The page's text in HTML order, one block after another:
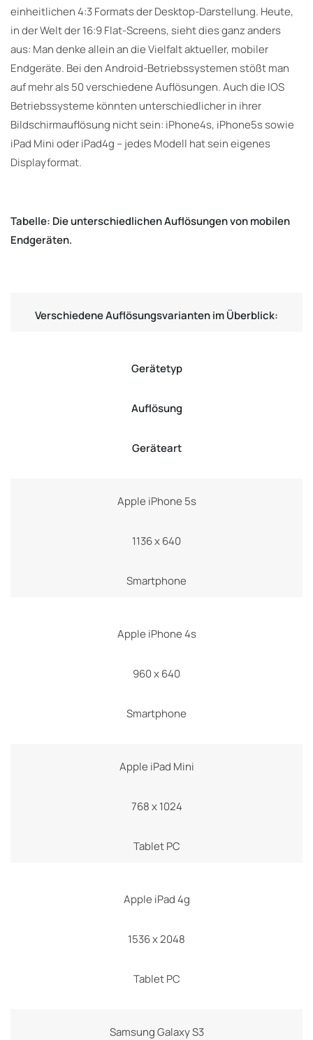
einheitlichen 4:3 Formats der Desktop-Darstellung. Heute,
in der Welt der 16:9 Flat-Screens, sieht dies ganz anders
aus: Man denke allein an die Vielfalt aktueller, mobiler
Endgeräte. Bei den Android-Betriebssystemen stößt man
auf mehr als 50 verschiedene Auflösungen. Auch die IOS
Betriebssysteme könnten unterschiedlicher in ihrer
Bildschirmauflösung nicht sein: iPhone4s, iPhone5s sowie
iPad Mini oder iPad4g – jedes Modell hat sein eigenes
Displayformat.
Tabelle: Die unterschiedlichen Auflösungen von mobilen
Endgeräten.
Verschiedene Auflösungsvarianten im Überblick:
Gerätetyp
Auflösung
Geräteart
Apple iPhone 5s
1136 x 640
Smartphone
Apple iPhone 4s
960 x 640
Smartphone
Apple iPad Mini
768 x 1024
Tablet PC
Apple iPad 4g
1536 x 2048
Tablet PC
Samsung Galaxy S3